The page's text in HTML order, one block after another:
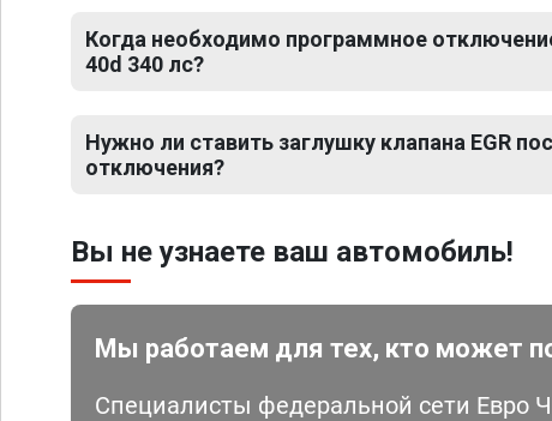
Когда необходимо программное
40d 340 лс?
Нужно ли ставить заглушку клапана EGR
отключения?
Вы не узнаете ваш автомобиль!
Мы работаем для тех, кто может
Специалисты федеральной сети Евро